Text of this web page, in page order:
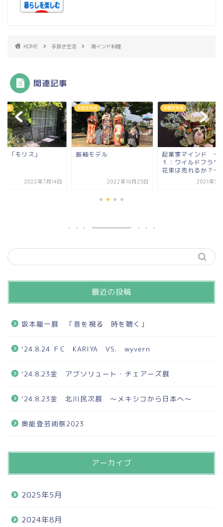
HOME 手抜き生活 南インド料理
関連記事
生活
「モリス」
2022年7月14日
手抜き生活
振袖モデル
2022年10月25日
手抜き生活
起業家マインド ～
１：ワイルドフラワ
花束は売れるか？～
2021年5
最近の投稿
坂本龍一展 「音を視る 時を聴く」
‘24.8.24 ＦC KARIYA VS. wyvern
‘24.8.23金 アブソリュート・チェアーズ展
‘24.8.23金 北川民次展 ～メキシコから日本へ～
奥能登芸術祭2023
アーカイブ
2025年5月
2024年8月